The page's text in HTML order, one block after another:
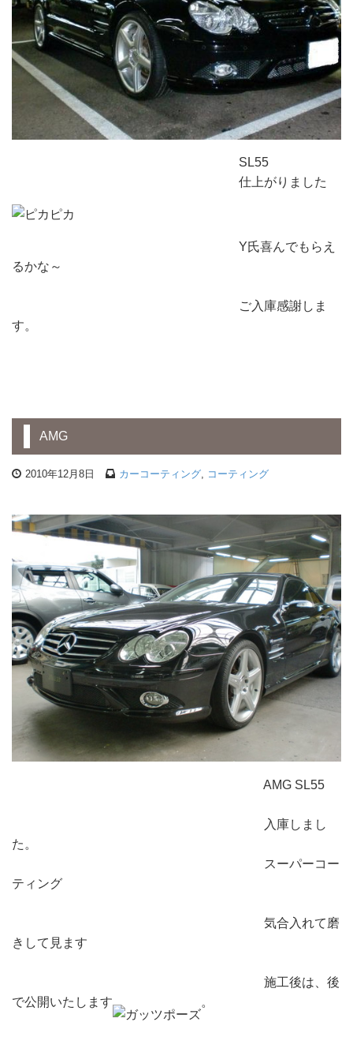
SL55
仕上がりました
Y氏喜んでもらえ
るかな～
ご入庫感謝しま
す。
AMG
2010年12月8日 カーコーティング コーティング
AMG SL55
入庫しまし
た。
スーパーコー
ティング
気合入れて磨
きして見ます
施工後は、後
で公開いたします